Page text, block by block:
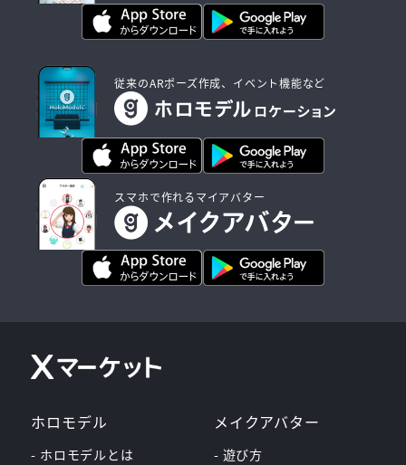
従来のARポーズ作成、イベント機能など
スマホで作れるマイアバター
ホロモデル
- ホロモデルとは
メイクアバター
- 遊び方